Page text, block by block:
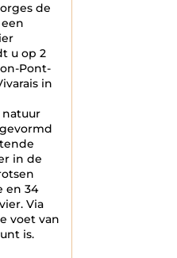
de
u op 2
Pont-
in
natuur
in de
en 34
Via
voet van
is.